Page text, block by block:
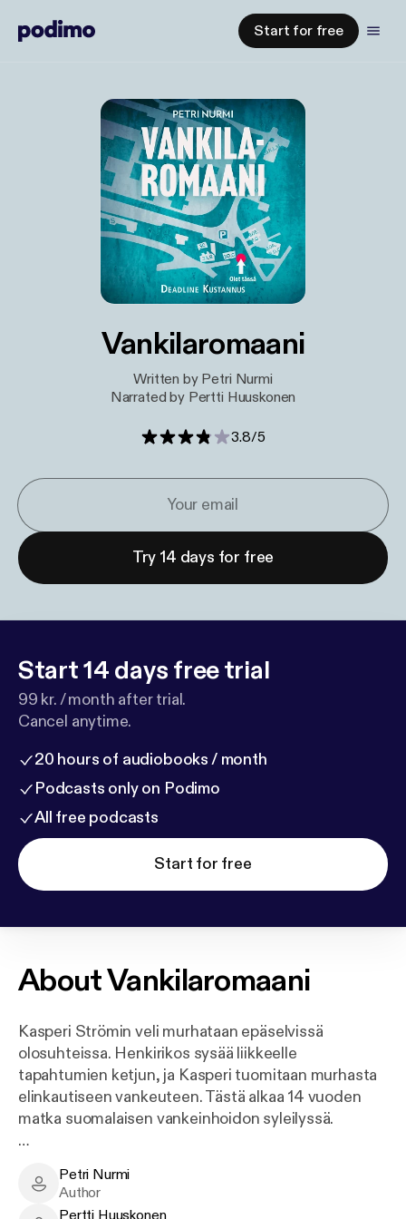
Start for free
Vankilaromaani
Written by Petri Nurmi
Narrated by Pertti Huuskonen
3.8/5
Try 14 days for free
Start 14 days free trial
99 kr. / month after trial.
Cancel anytime.
20 hours of audiobooks / month
Podcasts only on Podimo
All free podcasts
Start for free
AboutVankilaromaani
Kasperi Strömin veli murhataan epäselvissä
olosuhteissa. Henkirikos sysää liikkeelle
tapahtumien ketjun, ja Kasperi tuomitaan murhasta
elinkautiseen vankeuteen. Tästä alkaa 14 vuoden
matka suomalaisen vankeinhoidon syleilyssä.
näyttää. Pian Kasperi huomaa joutuneensa keskelle
alamaailman juonitteluja, mutta hänelle on varattu
Petri Nurmi - Author
Petri Nurmi
Author
Pertti Huuskonen